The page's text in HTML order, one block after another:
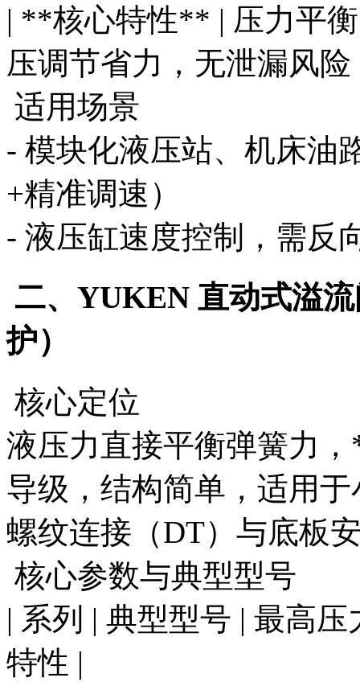
| **核心特性** | 压力平
压调节省力，无泄漏风险
适用场景
- 模块化液压站、机床油
+精准调速）
- 液压缸速度控制，需反
二、YUKEN 直动式溢
护）
核心定位
液压力直接平衡弹簧力
导级，结构简单，适用
螺纹连接（DT）与底板
核心参数与典型型号
| 系列 | 典型型号 | 最高
特性 |